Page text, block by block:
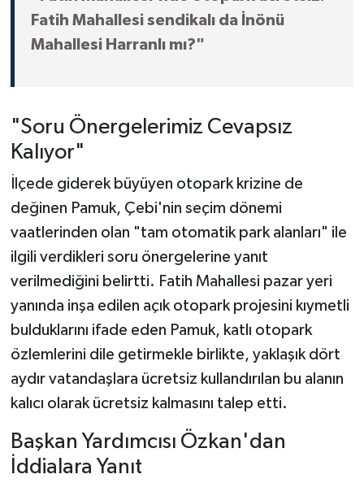
Fatih Mahallesi sendikalı da İnönü
Mahallesi Harranlı mı?"
"Soru Önergelerimiz Cevapsız
Kalıyor"
İlçede giderek büyüyen otopark krizine de
değinen Pamuk, Çebi'nin seçim dönemi
vaatlerinden olan "tam otomatik park alanları" ile
ilgili verdikleri soru önergelerine yanıt
verilmediğini belirtti. Fatih Mahallesi pazar yeri
yanında inşa edilen açık otopark projesini kıymetli
bulduklarını ifade eden Pamuk, katlı otopark
özlemlerini dile getirmekle birlikte, yaklaşık dört
aydır vatandaşlara ücretsiz kullandırılan bu alanın
kalıcı olarak ücretsiz kalmasını talep etti.
Başkan Yardımcısı Özkan'dan
İddialara Yanıt